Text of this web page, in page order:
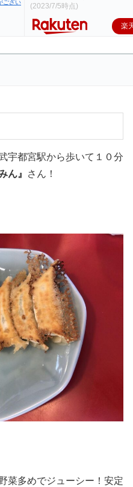
(2023/7/5時点)
楽
宇都宮駅から歩いて１０分
ん』 さん！
菜多めでジューシー！安定